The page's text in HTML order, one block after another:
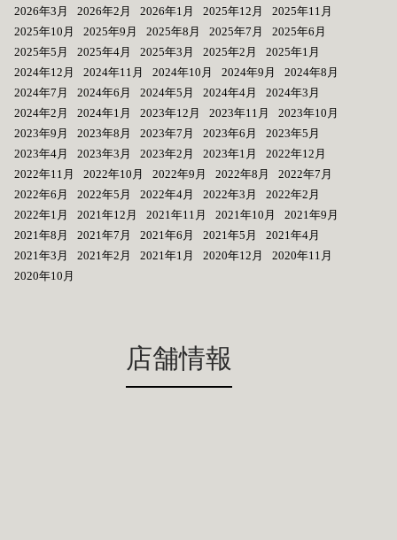
2026年3月
2026年2月 2026年1月 2025年12月
2025年11月
2025年10月
2025年9月 2025年8月 2025年7月
2025年6月
2025年5月
2025年4月 2025年3月 2025年2月
2025年1月
2024年12月
2024年11月 2024年10月 2024年9月
2024年8月
2024年7月
2024年6月 2024年5月 2024年4月
2024年3月
2024年2月
2024年1月 2023年12月 2023年11月
2023年10月
2023年9月
2023年8月 2023年7月 2023年6月
2023年5月
2023年4月
2023年3月 2023年2月 2023年1月
2022年12月
2022年11月
2022年10月 2022年9月 2022年8月
2022年7月
2022年6月
2022年5月 2022年4月 2022年3月
2022年2月
2022年1月
2021年12月 2021年11月 2021年10月
2021年9月
2021年8月
2021年7月 2021年6月 2021年5月
2021年4月
2021年3月
2021年2月 2021年1月 2020年12月
2020年11月
2020年10月
店舗情報